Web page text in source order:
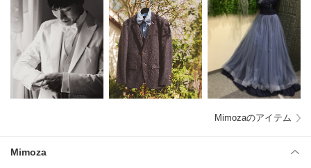
Mimozaのアイテム
Mimoza